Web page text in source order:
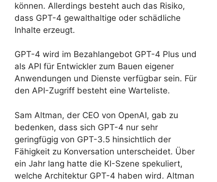
können. Allerdings besteht auch das Risiko,
dass GPT-4 gewalthaltige oder schädliche
Inhalte erzeugt.
GPT-4 wird im Bezahlangebot GPT-4 Plus und
als API für Entwickler zum Bauen eigener
Anwendungen und Dienste verfügbar sein. Für
den API-Zugriff besteht eine Warteliste.
Sam Altman, der CEO von OpenAI, gab zu
bedenken, dass sich GPT-4 nur sehr
geringfügig von GPT-3.5 hinsichtlich der
Fähigkeit zu Konversation unterscheidet. Über
ein Jahr lang hatte die KI-Szene spekuliert,
welche Architektur GPT-4 haben wird. Altman